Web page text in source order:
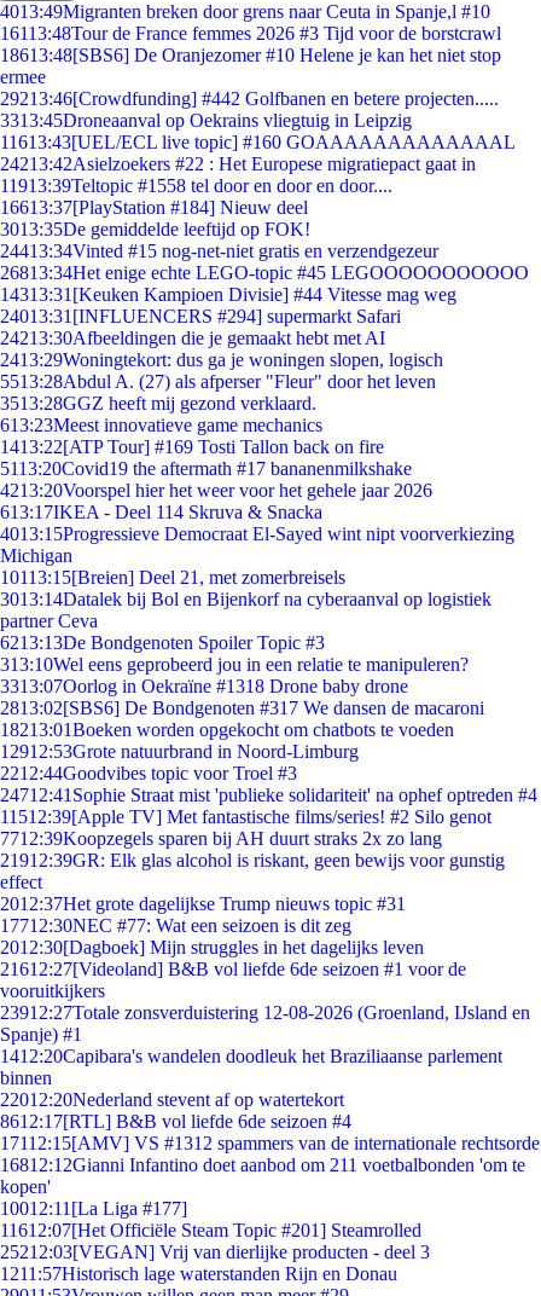
4013:49Migranten breken door grens naar Ceuta in Spanje,l #10
16113:48Tour de France femmes 2026 #3 Tijd voor de borstcrawl
18613:48[SBS6] De Oranjezomer #10 Helene je kan het niet stop
ermee
29213:46[Crowdfunding] #442 Golfbanen en betere projecten.....
3313:45Droneaanval op Oekrains vliegtuig in Leipzig
11613:43[UEL/ECL live topic] #160 GOAAAAAAAAAAAAAL
24213:42Asielzoekers #22 : Het Europese migratiepact gaat in
11913:39Teltopic #1558 tel door en door en door....
16613:37[PlayStation #184] Nieuw deel
3013:35De gemiddelde leeftijd op FOK!
24413:34Vinted #15 nog-net-niet gratis en verzendgezeur
26813:34Het enige echte LEGO-topic #45 LEGOOOOOOOOOOO
14313:31 [Keuken Kampioen Divisie] #44 Vitesse mag weg
24013:31 [INFLUENCERS #294] supermarkt Safari
24213:30Afbeeldingen die je gemaakt hebt met AI
2413:29Woningtekort: dus ga je woningen slopen, logisch
5513:28Abdul A. (27) als afperser "Fleur" door het leven
3513:28GGZ heeft mij gezond verklaard.
613:23Meest innovatieve game mechanics
1413:22[ATP Tour] #169 Tosti Tallon back on fire
5113:20Covid19 the aftermath #17 bananenmilkshake
4213:20Voorspel hier het weer voor het gehele jaar 2026
613:17IKEA - Deel 114 Skruva & Snacka
4013:15Progressieve Democraat El-Sayed wint nipt voorverkiezing
Michigan
10113:15[Breien] Deel 21, met zomerbreisels
3013:14Datalek bij Bol en Bijenkorf na cyberaanval op logistiek
partner Ceva
6213:13De Bondgenoten Spoiler Topic #3
313:10Wel eens geprobeerd jou in een relatie te manipuleren?
3313:07Oorlog in Oekraïne #1318 Drone baby drone
2813:02[SBS6] De Bondgenoten #317 We dansen de macaroni
18213:01Boeken worden opgekocht om chatbots te voeden
12912:53Grote natuurbrand in Noord-Limburg
2212:44Goodvibes topic voor Troel #3
24712:41 Sophie Straat mist 'publieke solidariteit' na ophef optreden #4
11512:39[Apple TV] Met fantastische films/series! #2 Silo genot
7712:39Koopzegels sparen bij AH duurt straks 2x zo lang
21912:39GR: Elk glas alcohol is riskant, geen bewijs voor gunstig
effect
2012:37Het grote dagelijkse Trump nieuws topic #31
17712:30NEC #77: Wat een seizoen is dit zeg
2012:30[Dagboek] Mijn struggles in het dagelijks leven
21612:27[Videoland] B&B vol liefde 6de seizoen #1 voor de
vooruitkijkers
23912:27Totale zonsverduistering 12-08-2026 (Groenland, IJsland en
Spanje) #1
1412:20Capibara's wandelen doodleuk het Braziliaanse parlement
binnen
22012:20Nederland stevent af op watertekort
8612:17[RTL] B&B vol liefde 6de seizoen #4
17112:15[AMV] VS #1312 spammers van de internationale rechtsorde
16812:12Gianni Infantino doet aanbod om 211 voetbalbonden 'om te
kopen'
10012:11 [La Liga #177]
11612:07[Het Officiële Steam Topic #201] Steamrolled
25212:03[VEGAN] Vrij van dierlijke producten - deel 3
1211:57Historisch lage waterstanden Rijn en Donau